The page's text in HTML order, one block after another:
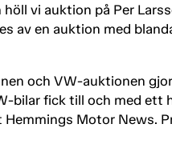
höll vi auktion på Per
av en auktion med
och VW-auktionen
bilar fick till och med ett
Hemmings Motor News.